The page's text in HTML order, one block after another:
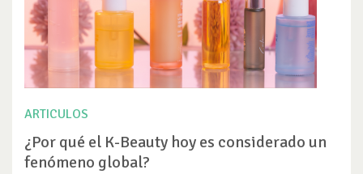
ARTICULOS
¿Por qué el K-Beauty hoy es considerado un
fenómeno global?